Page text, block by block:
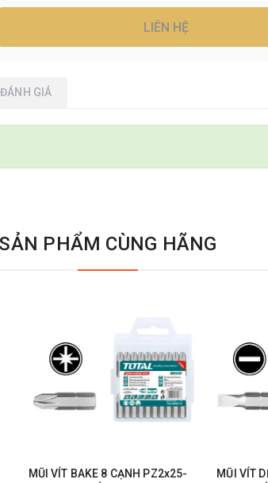
LIÊN HỆ
ĐÁNH GIÁ
SẢN PHẨM CÙNG HÃNG
MŨI VÍT BAKE 8 CẠNH PZ2x25-
MŨI VÍT